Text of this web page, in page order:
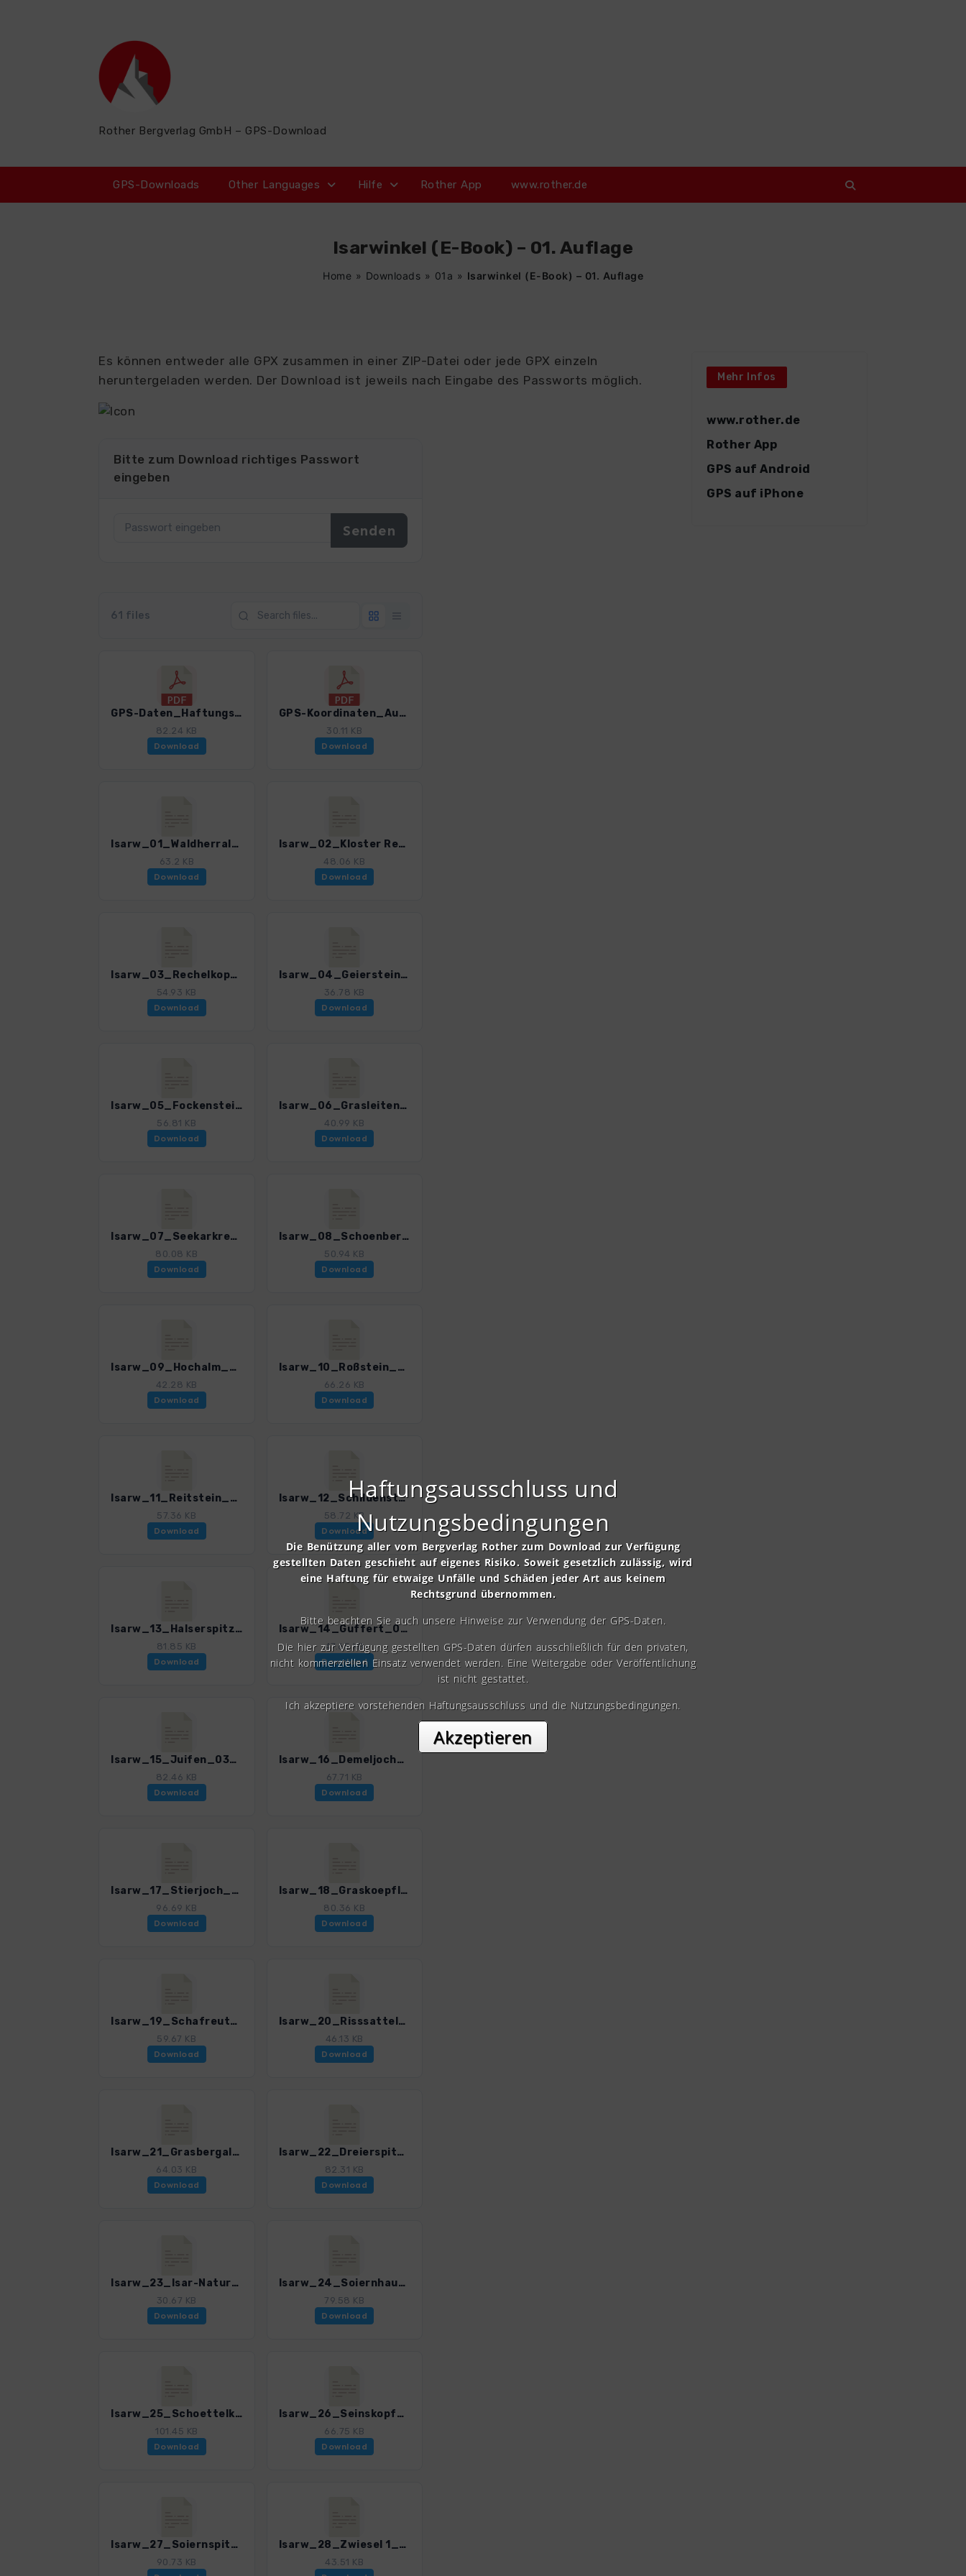
Rother Bergverlag GmbH – GPS-Download
GPS-Downloads Other Languages Hilfe Rother App www.rother.de
Isarwinkel (E-Book) – 01. Auflage
Home » Downloads » 01a » Isarwinkel (E-Book) – 01. Auflage
Es können entweder alle GPX zusammen in einer ZIP-Datei oder jede GPX einzeln
heruntergeladen werden. Der Download ist jeweils nach Eingabe des Passworts möglich.
Bitte zum Download richtiges Passwort
eingeben
61 files
GPS-Daten_Haftungsausschluss-Nutzungsbedingungen_WF_Isarwinkel_0374_1.pdf
82.24 KB
Download
GPS-Koordinaten_Ausgangspunkte_WF_Isarwinkel_0374_1.pdf
30.11 KB
Download
Isarw_01_Waldherralm_0374_1.gpx
63.2 KB
Download
Isarw_02_Kloster Reutberg_0374_1.gpx
48.06 KB
Download
Isarw_03_Rechelkopf_0374_1.gpx
54.93 KB
Download
Isarw_04_Geierstein_0374_1.gpx
36.78 KB
Download
Isarw_05_Fockenstein_0374_1.gpx
56.81 KB
Download
Isarw_06_Grasleitenkopf_0374_1.gpx
40.99 KB
Download
Isarw_07_Seekarkreuz_0374_1.gpx
80.08 KB
Download
Isarw_08_Schoenberg_0374_1.gpx
50.94 KB
Download
Isarw_09_Hochalm_0374_1.gpx
42.28 KB
Download
Isarw_10_Roßstein_0374_1.gpx
66.26 KB
Download
Isarw_11_Reitstein_0374_1.gpx
57.36 KB
Download
Isarw_12_Schildenstein_0374_1.gpx
58.72 KB
Download
Isarw_13_Halserspitz_0374_1.gpx
81.85 KB
Download
Isarw_14_Guffert_0374_1.gpx
47.65 KB
Download
Isarw_15_Juifen_0374_1.gpx
82.46 KB
Download
Isarw_16_Demeljoch_0374_1.gpx
67.71 KB
Download
Isarw_17_Stierjoch_0374_1.gpx
96.69 KB
Download
Isarw_18_Graskoepfl_0374_1.gpx
80.36 KB
Download
Isarw_19_Schafreuter_0374_1.gpx
59.67 KB
Download
Isarw_20_Risssattel_0374_1.gpx
46.13 KB
Download
Isarw_21_Grasbergalm_0374_1.gpx
64.03 KB
Download
Isarw_22_Dreierspitz_0374_1.gpx
82.31 KB
Download
Isarw_23_Isar-Natur-Erlebnisweg_0374_1.gpx
30.67 KB
Download
Isarw_24_Soiernhaus_0374_1.gpx
79.58 KB
Download
Isarw_25_Schoettelkarspitze_0374_1.gpx
101.45 KB
Download
Isarw_26_Seinskopf_0374_1.gpx
66.75 KB
Download
Isarw_27_Soiernspitze_0374_1.gpx
90.73 KB
Isarw_28_Zwiesel 1_0374_1.gpx
43.51 KB
Mehr Infos
www.rother.de
Rother App
GPS auf Android
GPS auf iPhone
Haftungsausschluss und
Nutzungsbedingungen
Die Benützung aller vom Bergverlag Rother zum Download zur Verfügung
gestellten Daten geschieht auf eigenes Risiko. Soweit gesetzlich zulässig, wird
eine Haftung für etwaige Unfälle und Schäden jeder Art aus keinem
Rechtsgrund übernommen.
Bitte beachten Sie auch unsere Hinweise zur Verwendung der GPS-Daten.
Die hier zur Verfügung gestellten GPS-Daten dürfen ausschließlich für den privaten,
nicht kommerziellen Einsatz verwendet werden. Eine Weitergabe oder Veröffentlichung
ist nicht gestattet.
Ich akzeptiere vorstehenden Haftungsausschluss und die Nutzungsbedingungen.
Akzeptieren